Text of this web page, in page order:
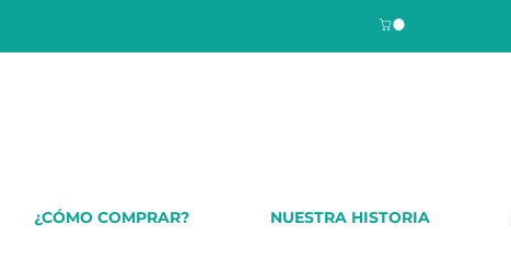
¿CÓMO COMPRAR? NUESTRA HISTORIA